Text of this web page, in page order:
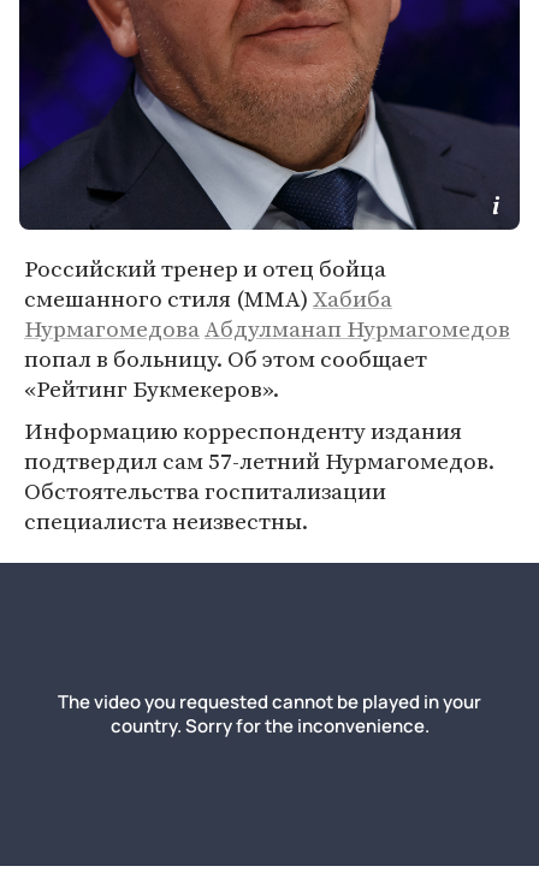
Российский тренер и отец бойца
смешанного стиля (MMA)Хабиба
НурмагомедоваАбдулманап Нурмагомедов
попал в больницу. Об этом сообщает
«Рейтинг Букмекеров».
Информацию корреспонденту издания
подтвердил сам 57-летний Нурмагомедов.
Обстоятельства госпитализации
специалиста неизвестны.